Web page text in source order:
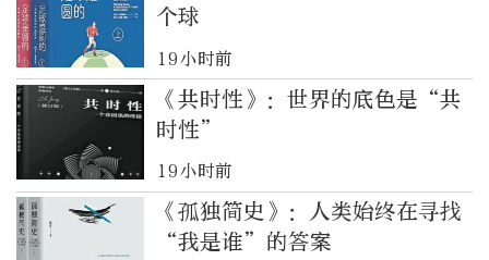
个球
19小时前
《共时性》：世界的底色是“共
时性”
19小时前
《孤独简史》：人类始终在寻找
“我是谁”的答案